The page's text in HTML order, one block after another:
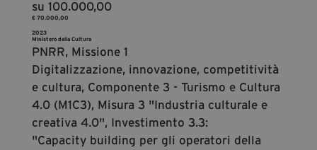
su 100.000,00
€ 70.000,00
2023
Ministero della Cultura
PNRR, Missione 1
Digitalizzazione, innovazione, competitività
e cultura, Componente 3 - Turismo e Cultura
4.0 (M1C3), Misura 3 "Industria culturale e
creativa 4.0", Investimento 3.3:
"Capacity building per gli operatori della